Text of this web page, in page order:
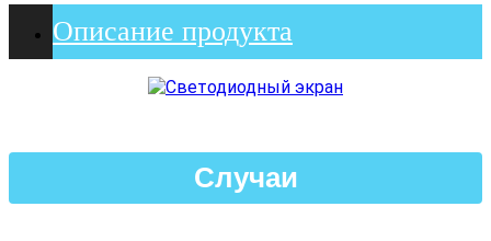
Описание продукта
Случаи